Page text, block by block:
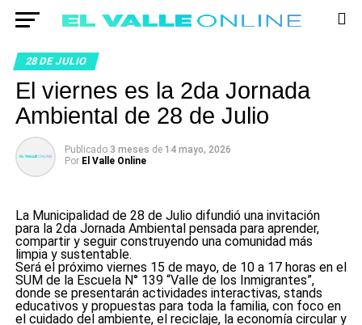
28 DE JULIO
El viernes es la 2da Jornada
Ambiental de 28 de Julio
Publicado 3 meses de 14 mayo, 2026
Por El Valle Online
La Municipalidad de 28 de Julio difundió una invitación
para la 2da Jornada Ambiental pensada para aprender,
compartir y seguir construyendo una comunidad más
limpia y sustentable.
Será el próximo viernes 15 de mayo, de 10 a 17 horas en el
SUM de la Escuela N° 139 “Valle de los Inmigrantes”,
donde se presentarán actividades interactivas, stands
educativos y propuestas para toda la familia, con foco en
el cuidado del ambiente, el reciclaje, la economía circular y